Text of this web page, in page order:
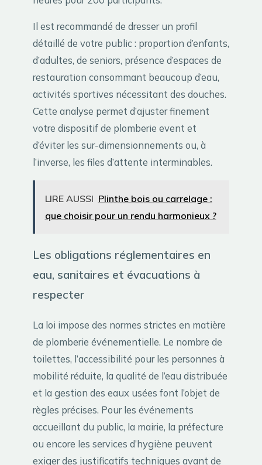
Il est recommandé de dresser un profil
détaillé de votre public : proportion d’enfants,
d’adultes, de seniors, présence d’espaces de
restauration consommant beaucoup d’eau,
activités sportives nécessitant des douches.
Cette analyse permet d’ajuster finement
votre dispositif de plomberie event et
d’éviter les sur-dimensionnements ou, à
l’inverse, les files d’attente interminables.
LIRE AUSSI Plinthe bois ou carrelage :
que choisir pour un rendu harmonieux ?
Les obligations réglementaires en
eau, sanitaires et évacuations à
respecter
La loi impose des normes strictes en matière
de plomberie événementielle. Le nombre de
toilettes, l’accessibilité pour les personnes à
mobilité réduite, la qualité de l’eau distribuée
et la gestion des eaux usées font l’objet de
règles précises. Pour les événements
accueillant du public, la mairie, la préfecture
ou encore les services d’hygiène peuvent
exiger des justificatifs techniques avant de